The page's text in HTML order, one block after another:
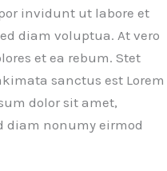
invidunt ut labore et
diam voluptua. At vero
et ea rebum. Stet
sanctus est Lorem
dolor sit amet,
diam nonumy eirmod